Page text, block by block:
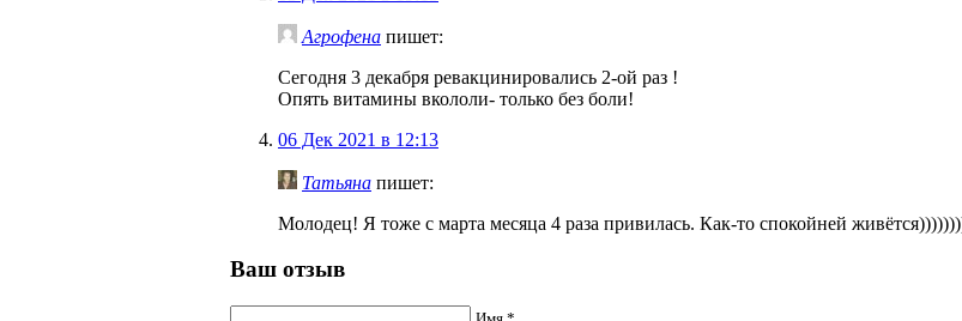
Агрофена пишет:
Сегодня 3 декабря ревакцинировались 2-ой раз !
Опять витамины вкололи- только без боли!
06 Дек 2021 в 12:13
Татьяна пишет:
Молодец! Я тоже с марта месяца 4 раза привилась. Как-то спокойней
Ваш отзыв